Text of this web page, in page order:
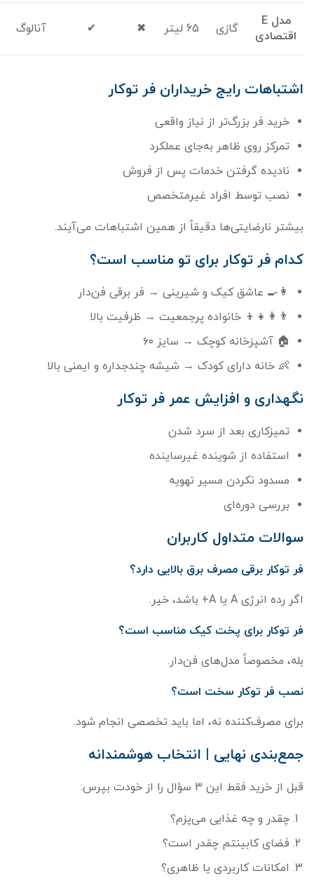
مدل E
اقتصادی
گازی 65 لیتر ✖
✔ آنالوگ
اشتباهات رایج خریداران فر توکار
خرید فر بزرگ‌تر از نیاز واقعی
تمرکز روی ظاهر به‌جای عملکرد
نادیده گرفتن خدمات پس از فروش
نصب توسط افراد غیرمتخصص
بیشتر نارضایتی‌ها دقیقاً از همین اشتباهات می‌آیند.
کدام فر توکار برای تو مناسب است؟
👩‍🍳 عاشق کیک و شیرینی → فر برقی فن‌دار
👨‍👩‍👧‍👦 خانواده پرجمعیت → ظرفیت بالا
🏠 آشپزخانه کوچک → سایز ۶۰
👶 خانه دارای کودک → شیشه چندجداره و ایمنی بالا
نگهداری و افزایش عمر فر توکار
تمیزکاری بعد از سرد شدن
استفاده از شوینده غیرساینده
مسدود نکردن مسیر تهویه
بررسی دوره‌ای
سوالات متداول کاربران
فر توکار برقی مصرف برق بالایی دارد؟
اگر رده انرژی A یا A+ باشد، خیر.
فر توکار برای پخت کیک مناسب است؟
بله، مخصوصاً مدل‌های فن‌دار.
نصب فر توکار سخت است؟
برای مصرف‌کننده نه، اما باید تخصصی انجام شود.
جمع‌بندی نهایی | انتخاب هوشمندانه
قبل از خرید فقط این ۳ سؤال را از خودت بپرس:
چقدر و چه غذایی می‌پزم؟
فضای کابینتم چقدر است؟
امکانات کاربردی یا ظاهری؟